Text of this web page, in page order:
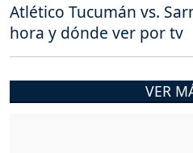
Atlético Tucumán vs.
hora y dónde ver por tv
VER